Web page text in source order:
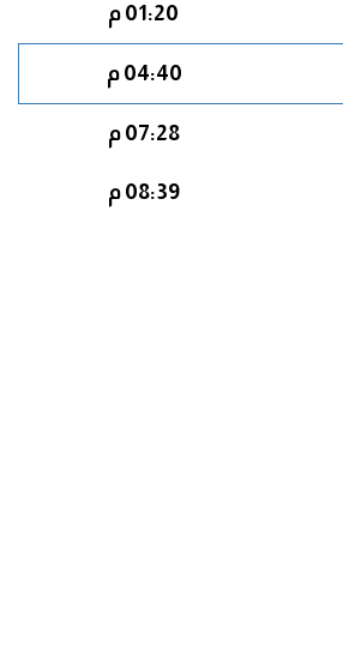
01:20 م
04:40 م
07:28 م
08:39 م